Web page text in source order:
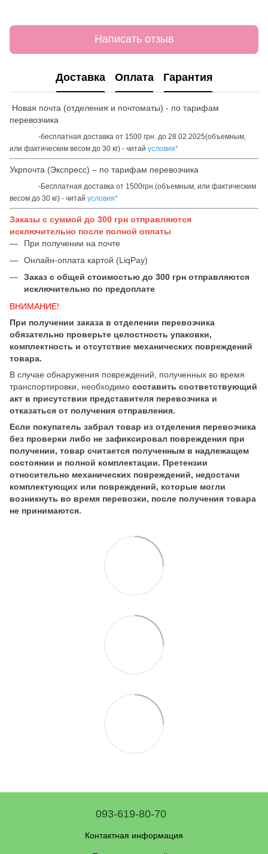
Написать отзыв
Доставка Оплата Гарантия
Новая почта (отделения и почтоматы) - по тарифам
перевозчика
-бесплатная доставка от 1500 грн. до 28.02.2025(объемным,
или фактическим весом до 30 кг) - читай условия*
Укрпочта (Экспресс) – по тарифам перевозчика
-Бесплатная доставка от 1500грн.(объемным, или фактическим
весом до 30 кг) - читай условия*
Заказы с суммой до 300 грн отправляются
исключительно после полной оплаты
При получении на почте
Онлайн-оплата картой (LiqPay)
Заказ с общей стоимостью до 300 грн отправляются
исключительно по предоплате
ВНИМАНИЕ!
При получении заказа в отделении перевозчика
обязательно проверьте целостность упаковки,
комплектность и отсутствие механических повреждений
товара.
В случае обнаружения повреждений, полученных во время
транспортировки, необходимо составить соответствующий
акт в присутствии представителя перевозчика и
отказаться от получения отправления.
Если покупатель забрал товар из отделения перевозчика
без проверки либо не зафиксировал повреждения при
получении, товар считается полученным в надлежащем
состоянии и полной комплектации. Претензии
относительно механических повреждений, недостачи
комплектующих или повреждений, которые могли
возникнуть во время перевозки, после получения товара
не принимаются.
093-619-80-70
Контактная информация